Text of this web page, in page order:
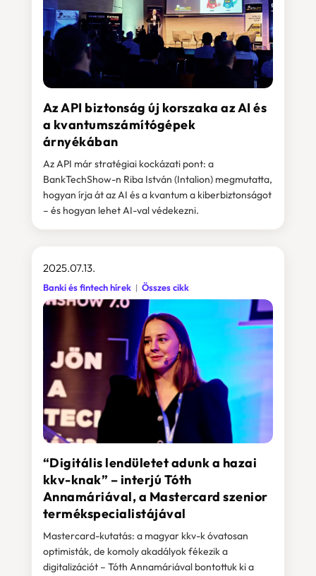
Az API biztonság új korszaka az AI és
a kvantumszámítógépek
árnyékában
Az API már stratégiai kockázati pont: a
BankTechShow-n Riba István (Intalion) megmutatta,
hogyan írja át az AI és a kvantum a kiberbiztonságot
– és hogyan lehet AI-val védekezni.
“Digitális lendületet adunk a hazai
kkv-knak” – interjú Tóth
Annamáriával, a Mastercard szenior
termékspecialistájával
2025.07.13.
Banki és fintech hírek Összes cikk
Mastercard-kutatás: a magyar kkv-k óvatosan
optimisták, de komoly akadályok fékezik a
digitalizációt – Tóth Annamáriával bontottuk ki a